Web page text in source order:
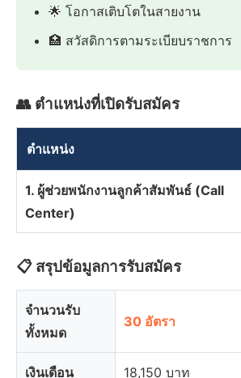
🌟 โอกาสเติบโตในสายงาน
🏥 สวัสดิการตามระเบียบราชการ
👥 ตำแหน่งที่เปิดรับสมัคร
ตำแหน่ง
1. ผู้ช่วยพนักงานลูกค้าสัมพันธ์ (Call
Center)
📋 สรุปข้อมูลการรับสมัคร
จำนวนรับ
ทั้งหมด
30 อัตรา
เงินเดือน 18,150 บาท